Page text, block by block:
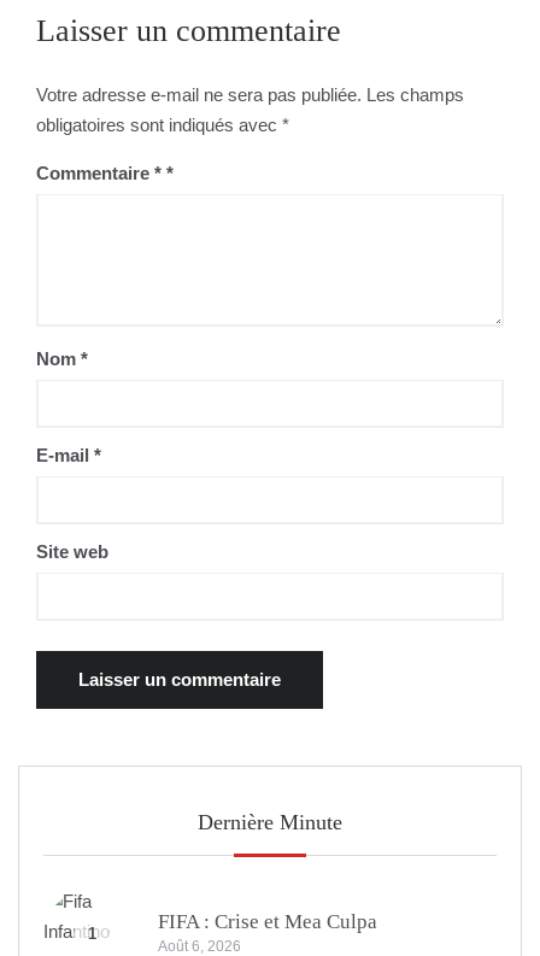
l’article
Laisser un commentaire
Votre adresse e-mail ne sera pas publiée. Les champs
obligatoires sont indiqués avec *
Commentaire *
Nom *
E-mail *
Site web
Dernière Minute
1
FIFA : Crise et Mea Culpa
Août 6, 2026